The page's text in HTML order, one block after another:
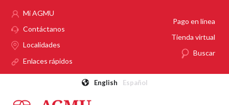
Mi AGMU
Contáctanos
Localidades
Enlaces rápidos
Pago en línea
Tienda virtual
Buscar
English Español